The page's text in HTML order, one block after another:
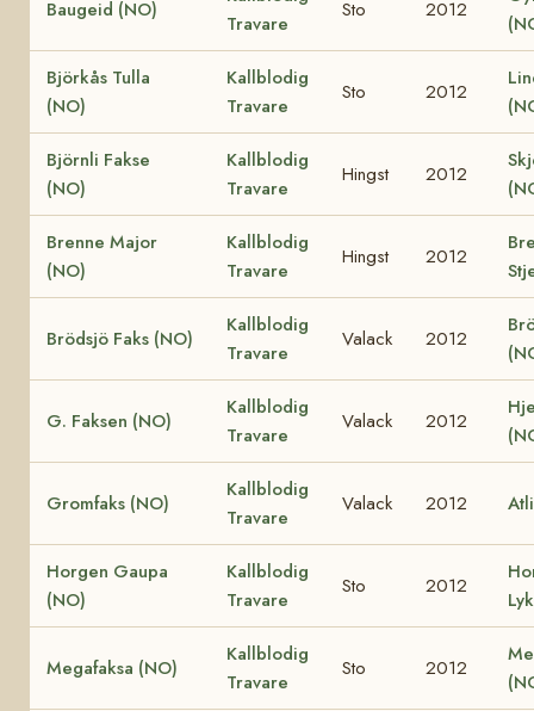
Baugeid (NO)
Travare
Sto 2012
Björkås Tulla
(NO)
Kallblodig
Travare
Sto 2012
Björnli Fakse
(NO)
Kallblodig
Travare
Hingst 2012
Brenne Major
(NO)
Kallblodig
Travare
Hingst 2012
Brödsjö Faks (NO)
Kallblodig
Travare
Valack 2012
G. Faksen (NO)
Kallblodig
Travare
Valack 2012
Gromfaks (NO)
Kallblodig
Travare
Valack 2012
Horgen Gaupa
(NO)
Kallblodig
Travare
Sto 2012
Megafaksa (NO)
Kallblodig
Travare
Sto 2012